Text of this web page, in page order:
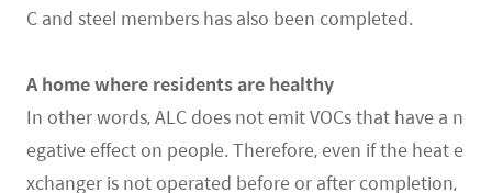
C and steel members has also been completed.
A home where residents are healthy
In other words, ALC does not emit VOCs that have a n
egative effect on people. Therefore, even if the heat e
xchanger is not operated before or after completion,